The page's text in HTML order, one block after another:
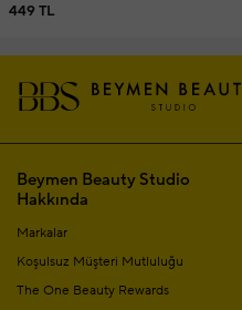
449 TL
Beymen Beauty Studio
Hakkında
Markalar
Koşulsuz Müşteri Mutluluğu
The One Beauty Rewards